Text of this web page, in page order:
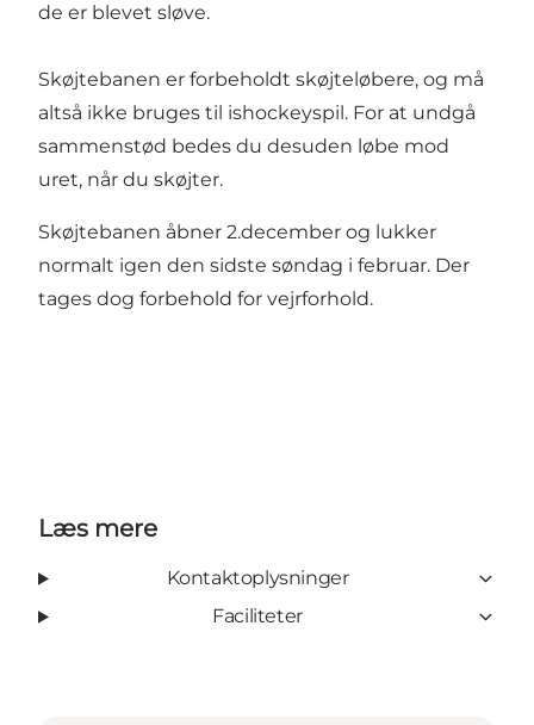
de er blevet sløve.
Skøjtebanen er forbeholdt skøjteløbere, og må
altså ikke bruges til ishockeyspil. For at undgå
sammenstød bedes du desuden løbe mod
uret, når du skøjter.
Skøjtebanen åbner 2.december og lukker
normalt igen den sidste søndag i februar. Der
tages dog forbehold for vejrforhold.
Læs mere
Kontaktoplysninger
Faciliteter